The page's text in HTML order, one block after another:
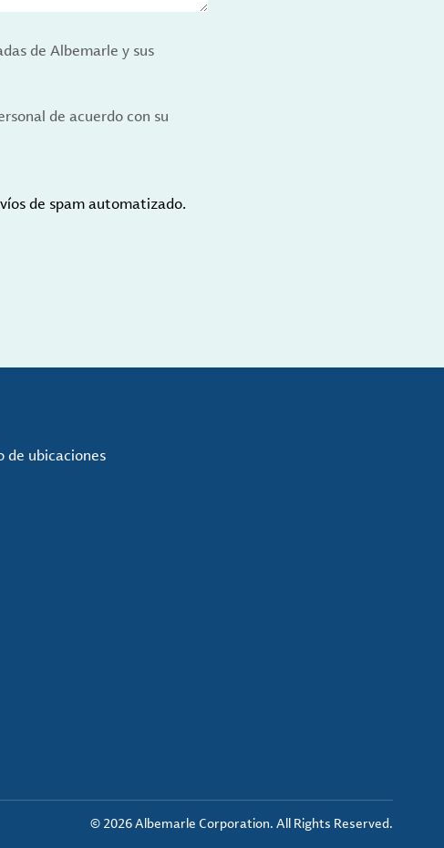
de Albemarle y sus
de acuerdo con su
de spam automatizado.
de ubicaciones
© 2026 Albemarle Corporation. All Rights Reserved.